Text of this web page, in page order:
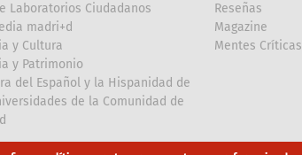
Laboratorios Ciudadanos
madri+d
y Cultura
y Patrimonio
del Español y la Hispanidad de
de la Comunidad de
Reseñas
Magazine
Mentes Críticas